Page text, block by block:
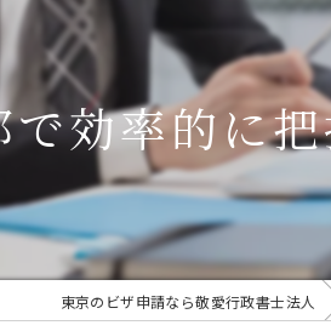
効率的に
東京のビザ申請なら敬愛行政書士法人